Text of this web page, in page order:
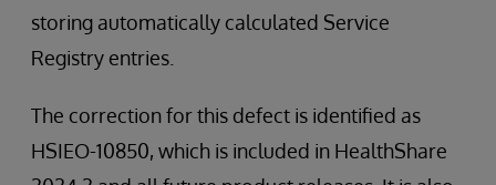
storing automatically calculated Service
Registry entries.
The correction for this defect is identified as
HSIEO-10850, which is included in HealthShare